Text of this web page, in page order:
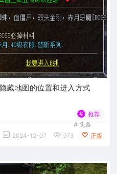
藏地图的位置和进入方式
#
推荐
# 头条
2024-12-07 973 正版